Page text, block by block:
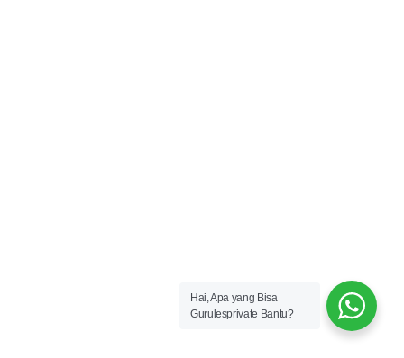
Hai, Apa yang Bisa
Gurulesprivate Bantu?